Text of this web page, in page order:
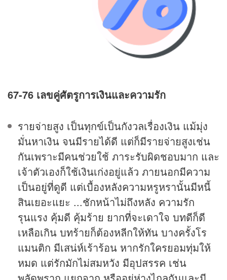
67-76 เลขคู่ศัตรูการเงินและความรัก
รายจ่ายสูง เป็นทุกข์เป็นกังวลเรื่องเงิน แม้มุ่ง
มั่นหาเงิน จนมีรายได้ดี แต่ก็มีรายจ่ายสูงเช่น
กันเพราะมีคนช่วยใช้ ภาระรับผิดชอบมาก และ
เจ้าตัวเองก็ใช้เงินเก่งอยู่แล้ว ภายนอกมีความ
เป็นอยู่ที่ดูดี แต่เบื้องหลังความหรูหรานั้นมีหนี้
สินเยอะแยะ ...ชักหน้าไม่ถึงหลัง ความรัก
รุนแรง คุ้มดี คุ้มร้าย ยากที่จะเดาใจ บทดีก็ดี
เหลือเกิน บทร้ายก็ต้องหลีกให้ทัน บางครั้งโร
แมนติก มีเสน่ห์เร้าร้อน หากรักใครยอมทุ่มให้
หมด แต่รักมักไม่สมหวัง มีอุปสรรค เช่น